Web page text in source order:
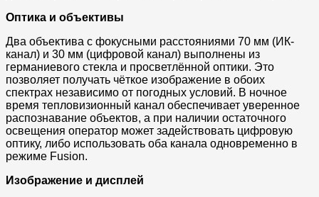
Оптика и объективы
Два объектива с фокусными расстояниями 70 мм (ИК-
канал) и 30 мм (цифровой канал) выполнены из
германиевого стекла и просветлённой оптики. Это
позволяет получать чёткое изображение в обоих
спектрах независимо от погодных условий. В ночное
время тепловизионный канал обеспечивает уверенное
распознавание объектов, а при наличии остаточного
освещения оператор может задействовать цифровую
оптику, либо использовать оба канала одновременно в
режиме Fusion.
Изображение и дисплей